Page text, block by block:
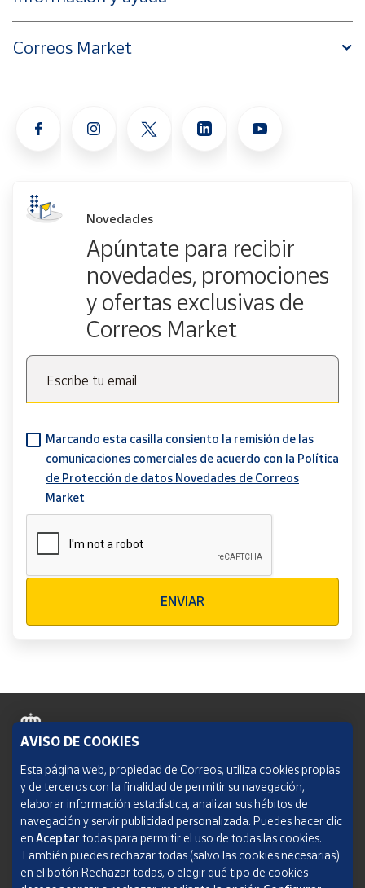
Correos Market
Novedades
Apúntate para recibir
novedades, promociones
y ofertas exclusivas de
Correos Market
Escribe tu email
Marcando esta casilla consiento la remisión de las
comunicaciones comerciales de acuerdo con la Política
de Protección de datos Novedades de Correos
Market
ENVIAR
Política de cookies
Aviso legal
Condiciones del servicio
Política de Privacidad Web
AVISO DE COOKIES
Esta página web, propiedad de Correos, utiliza cookies propias
y de terceros con la finalidad de permitir su navegación,
elaborar información estadística, analizar sus hábitos de
navegación y servir publicidad personalizada. Puedes hacer clic
en Aceptar todas para permitir el uso de todas las cookies.
También puedes rechazar todas (salvo las cookies necesarias)
en el botón Rechazar todas, o elegir qué tipo de cookies